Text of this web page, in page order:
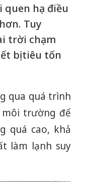
hạ điều
Tuy
trời chạm
bị tiêu tốn
qua quá trình
trường để
quá cao, khả
làm lạnh suy